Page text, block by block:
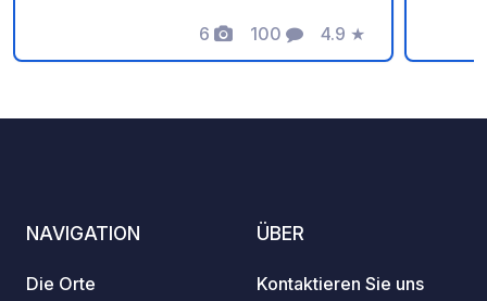
6
Fotos
100
Kommentare
4.9
Bewertung
★
NAVIGATION
Die Orte
ÜBER
Kontaktieren Sie uns